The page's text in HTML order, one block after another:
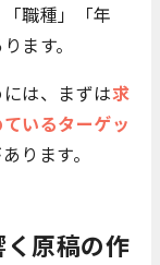
職種」「年
ます。
は、まずは求
いるターゲッ
ります。
原稿の作